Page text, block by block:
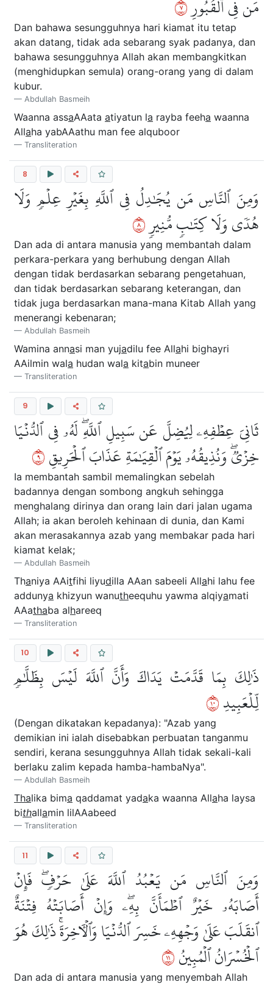
مَن فِي ٱلۡقُبُورِ٧
Dan bahawa sesungguhnya hari kiamat itu tetap
akan datang, tidak ada sebarang syak padanya, dan
bahawa sesungguhnya Allah akan membangkitkan
(menghidupkan semula) orang-orang yang di dalam
kubur.
Abdullah Basmeih
Waanna assaAAata atiyatun la rayba feeha waanna
Allaha yabAAathu man fee alquboor
Transliteration
8
وَمِنَ ٱلنَّاسِ مَن يُجَٰدِلُ فِي ٱللَّهِ بِغَيۡرِ عِلۡمٖ وَلَا
هُدٗى وَلَا كِتَٰبٖ مُّنِيرٖ٨
Dan ada di antara manusia yang membantah dalam
perkara-perkara yang berhubung dengan Allah
dengan tidak berdasarkan sebarang pengetahuan,
dan tidak berdasarkan sebarang keterangan, dan
tidak juga berdasarkan mana-mana Kitab Allah yang
menerangi kebenaran;
Abdullah Basmeih
Wamina annasi man yujadilu fee Allahi bighayri
AAilmin wala hudan wala kitabin muneer
Transliteration
9
ثَانِيَ عِطۡفِهِۦ لِيُضِلَّ عَن سَبِيلِ ٱللَّهِۖ لَهُۥ فِي ٱلدُّنۡيَا
خِزۡيٞۖ وَنُذِيقُهُۥ يَوۡمَ ٱلۡقِيَٰمَةِ عَذَابَ ٱلۡحَرِيقِ٩
Ia membantah sambil memalingkan sebelah
badannya dengan sombong angkuh sehingga
menghalang dirinya dan orang lain dari jalan ugama
Allah; ia akan beroleh kehinaan di dunia, dan Kami
akan merasakannya azab yang membakar pada hari
kiamat kelak;
Abdullah Basmeih
Thaniya AAitfihi liyudilla AAan sabeeli Allahi lahu fee
addunya khizyun wanutheequhu yawma alqiyamati
AAathaba alhareeq
Transliteration
10
ذَٰلِكَ بِمَا قَدَّمَتۡ يَدَاكَ وَأَنَّ ٱللَّهَ لَيۡسَ بِظَلَّٰمٖ
لِّلۡعَبِيدِ٠١
(Dengan dikatakan kepadanya): "Azab yang
demikian ini ialah disebabkan perbuatan tanganmu
sendiri, kerana sesungguhnya Allah tidak sekali-kali
berlaku zalim kepada hamba-hambaNya".
Abdullah Basmeih
Thalika bima qaddamat yadaka waanna Allaha laysa
bithallamin lilAAabeed
Transliteration
11
وَمِنَ ٱلنَّاسِ مَن يَعۡبُدُ ٱللَّهَ عَلَىٰ حَرۡفٖۖ فَإِنۡ
أَصَابَهُۥ خَيۡرٌ ٱطۡمَأَنَّ بِهِۦۖ وَإِنۡ أَصَابَتۡهُ فِتۡنَةٌ
ٱنقَلَبَ عَلَىٰ وَجۡهِهِۦ خَسِرَ ٱلدُّنۡيَا وَٱلۡأٓخِرَةَۚ ذَٰلِكَ هُوَ
ٱلۡخُسۡرَانُ ٱلۡمُبِينُ١١
Dan ada di antara manusia yang menyembah Allah